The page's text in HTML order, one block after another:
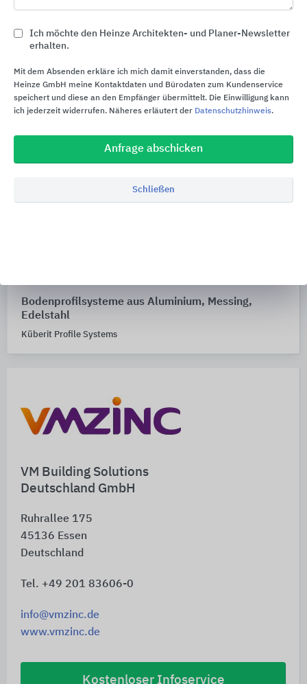
VM Building Solutions
Deutschland GmbH
Ruhrallee 175
45136 Essen
Deutschland
Tel. +49 201 83606-0
info@vmzinc.de
www.vmzinc.de
Kostenloser Infoservice
Bodenprofilsysteme aus Aluminium, Messing,
Edelstahl
Küberit Profile Systems
Ich möchte den Heinze Architekten- und Planer-Newsletter
erhalten.
Mit dem Absenden erkläre ich mich damit einverstanden, dass die
Heinze GmbH meine Kontaktdaten und Bürodaten zum Kundenservice
speichert und diese an den Empfänger übermittelt. Die Einwilligung kann
ich jederzeit widerrufen. Näheres erläutert der Datenschutzhinweis.
Anfrage abschicken
Schließen